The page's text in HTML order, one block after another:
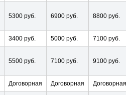
5300 руб. 6900 руб. 8800 руб.
3400 руб. 5000 руб. 7100 руб.
5500 руб. 7100 руб. 9100 руб.
Договорная Договорная Договорная